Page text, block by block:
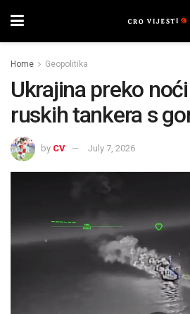
Home Geopolitika
Ukrajina preko
ruskih tankera s
by CV July 7, 2026